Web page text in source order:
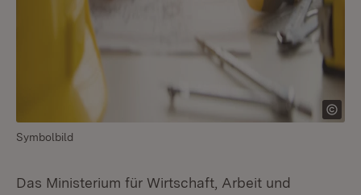
Symbolbild
Das Ministerium für Wirtschaft, Arbeit und